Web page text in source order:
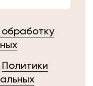
Политики